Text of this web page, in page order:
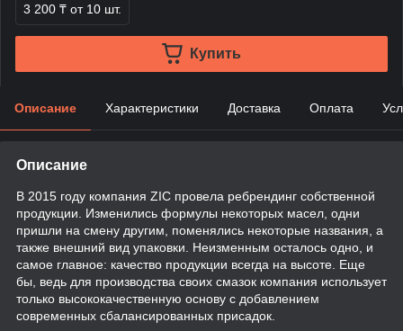
3 200 ₸ от 10 шт.
Купить
Описание Характеристики Доставка Оплата
Описание
В 2015 году компания ZIC провела ребрендинг собственной
продукции. Изменились формулы некоторых масел, одни
пришли на смену другим, поменялись некоторые названия, а
также внешний вид упаковки. Неизменным осталось одно, и
самое главное: качество продукции всегда на высоте. Еще
бы, ведь для производства своих смазок компания использует
только высококачественную основу с добавлением
современных сбалансированных присадок.